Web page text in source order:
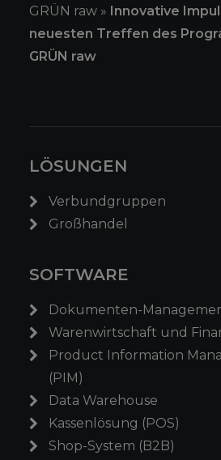
GRÜN raw » Innovative
neuesten Treffen des
GRÜN raw
LÖSUNGEN
Verbundgruppen
Großhandel
SOFTWARE
Dokumenten-
Warenwirtschaft und
Product Information
(PIM)
Data Warehouse
Kassenlösung (POS)
Shop-System (B2B)